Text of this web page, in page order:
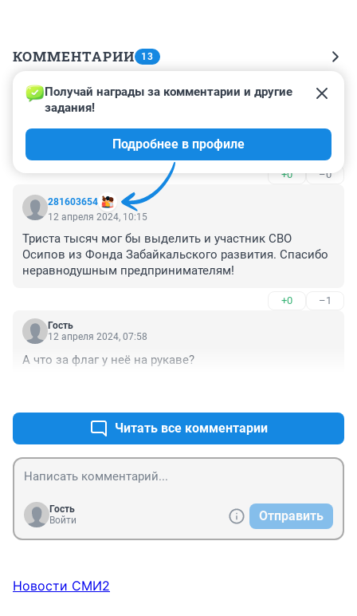
КОММЕНТАРИИ 13
Гость
12 апреля 2024, 12:26
Не могли они встречаться за ленточкой только перед
+0 –0
281603654
Получай награды за комментарии и другие
задания!
Подробнее в профиле
12 апреля 2024, 10:15
Триста тысяч мог бы выделить и участник СВО
Осипов из Фонда Забайкальского развития. Спасибо
неравнодушным предпринимателям!
+0 –1
Гость
12 апреля 2024, 07:58
А что за флаг у неё на рукаве?
Читать все комментарии
Гость
Войти
Отправить
Новости СМИ2